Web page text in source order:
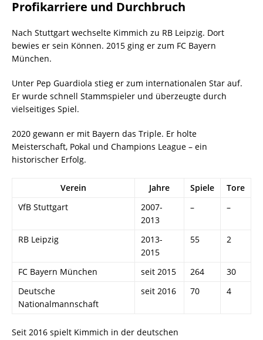
Profikarriere und Durchbruch
Nach Stuttgart wechselte Kimmich zu RB Leipzig. Dort
bewies er sein Können. 2015 ging er zum FC Bayern
München.
Unter Pep Guardiola stieg er zum internationalen Star auf.
Er wurde schnell Stammspieler und überzeugte durch
vielseitiges Spiel.
2020 gewann er mit Bayern das Triple. Er holte
Meisterschaft, Pokal und Champions League – ein
historischer Erfolg.
Verein Jahre Spiele
Tore
VfB Stuttgart
2007-
2013
– –
RB Leipzig
2013-
2015
55 2
FC Bayern München seit 2015 264
30
Deutsche
Nationalmannschaft
seit 2016 70 4
Seit 2016 spielt Kimmich in der deutschen